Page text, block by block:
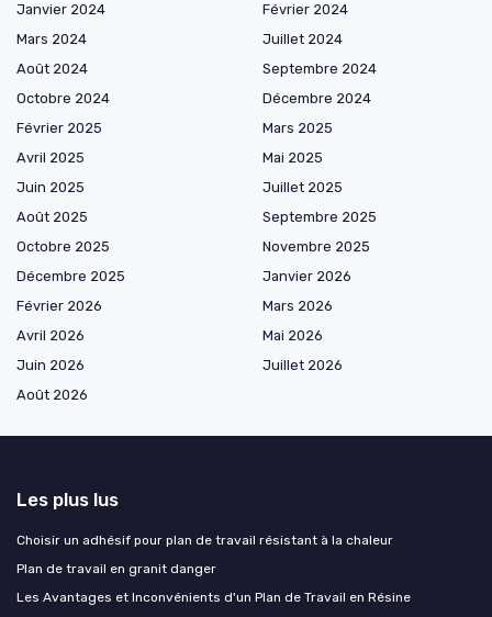
Janvier 2024
Février 2024
Mars 2024
Juillet 2024
Août 2024
Septembre 2024
Octobre 2024
Décembre 2024
Février 2025
Mars 2025
Avril 2025
Mai 2025
Juin 2025
Juillet 2025
Août 2025
Septembre 2025
Octobre 2025
Novembre 2025
Décembre 2025
Janvier 2026
Février 2026
Mars 2026
Avril 2026
Mai 2026
Juin 2026
Juillet 2026
Août 2026
Les plus lus
Choisir un adhésif pour plan de travail résistant à la chaleur
Plan de travail en granit danger
Les Avantages et Inconvénients d'un Plan de Travail en Résine